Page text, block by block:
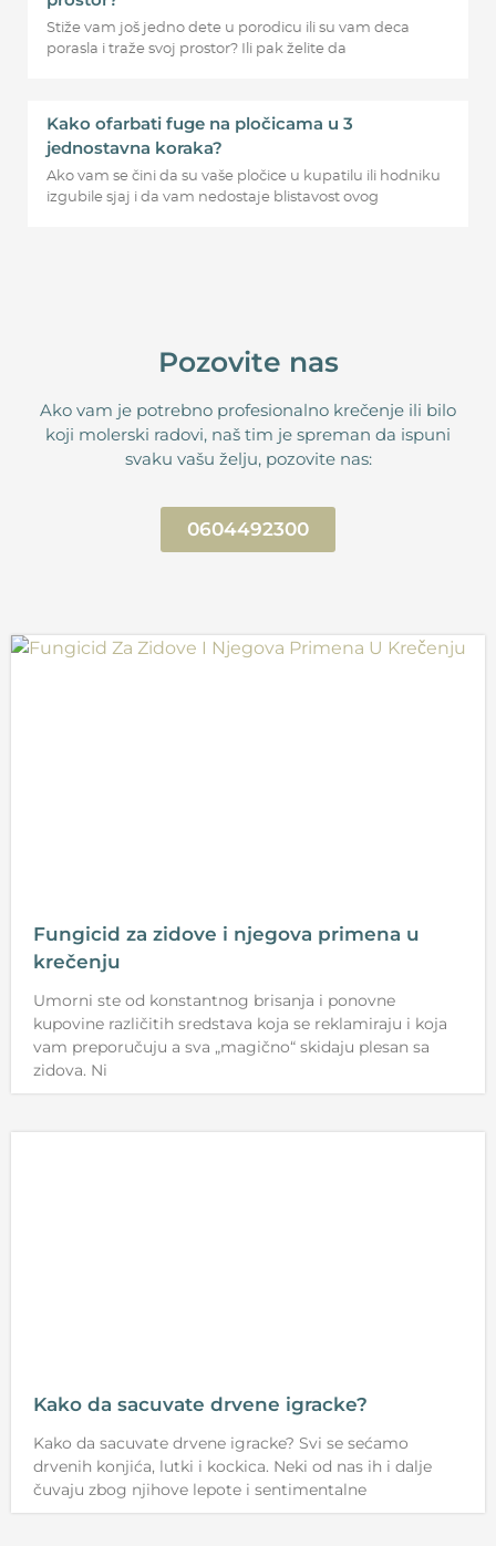
Stiže vam još jedno dete u porodicu ili su vam deca
porasla i traže svoj prostor? Ili pak želite da
Kako ofarbati fuge na pločicama u 3
jednostavna koraka?
Ako vam se čini da su vaše pločice u kupatilu ili hodniku
izgubile sjaj i da vam nedostaje blistavost ovog
Pozovite nas
Ako vam je potrebno profesionalno krečenje ili bilo
koji molerski radovi, naš tim je spreman da ispuni
svaku vašu želju, pozovite nas:
0604492300
Fungicid za zidove i njegova primena u
krečenju
Umorni ste od konstantnog brisanja i ponovne
kupovine različitih sredstava koja se reklamiraju i koja
vam preporučuju a sva „magično“ skidaju plesan sa
zidova. Ni
Kako da sacuvate drvene igracke?
Kako da sacuvate drvene igracke? Svi se sećamo
drvenih konjića, lutki i kockica. Neki od nas ih i dalje
čuvaju zbog njihove lepote i sentimentalne